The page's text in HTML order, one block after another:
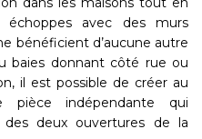
échoppes avec des murs
bénéficient d’aucune autre
baies donnant côté rue ou
il est possible de créer au
pièce indépendante qui
deux ouvertures de la